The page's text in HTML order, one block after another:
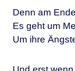
Denn am
Es geht um
Um ihre